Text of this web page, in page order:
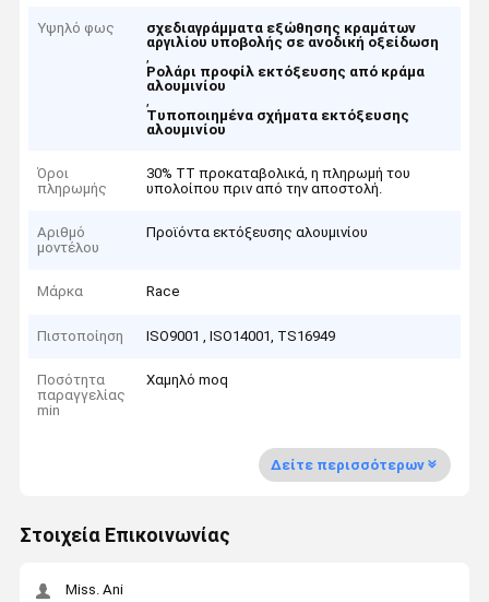
Υψηλό φως
σχεδιαγράμματα εξώθησης κραμάτων
αργιλίου υποβολής σε ανοδική οξείδωση
,
Ρολάρι προφίλ εκτόξευσης από κράμα
αλουμινίου
,
Τυποποιημένα σχήματα εκτόξευσης
αλουμινίου
Όροι
πληρωμής
30% TT προκαταβολικά, η πληρωμή του
υπολοίπου πριν από την αποστολή.
Αριθμό
μοντέλου
Προϊόντα εκτόξευσης αλουμινίου
Μάρκα Race
Πιστοποίηση ISO9001 , ISO14001, TS16949
Ποσότητα
παραγγελίας
min
Χαμηλό moq
Δείτε περισσότερων
Στοιχεία Επικοινωνίας
Miss. Ani